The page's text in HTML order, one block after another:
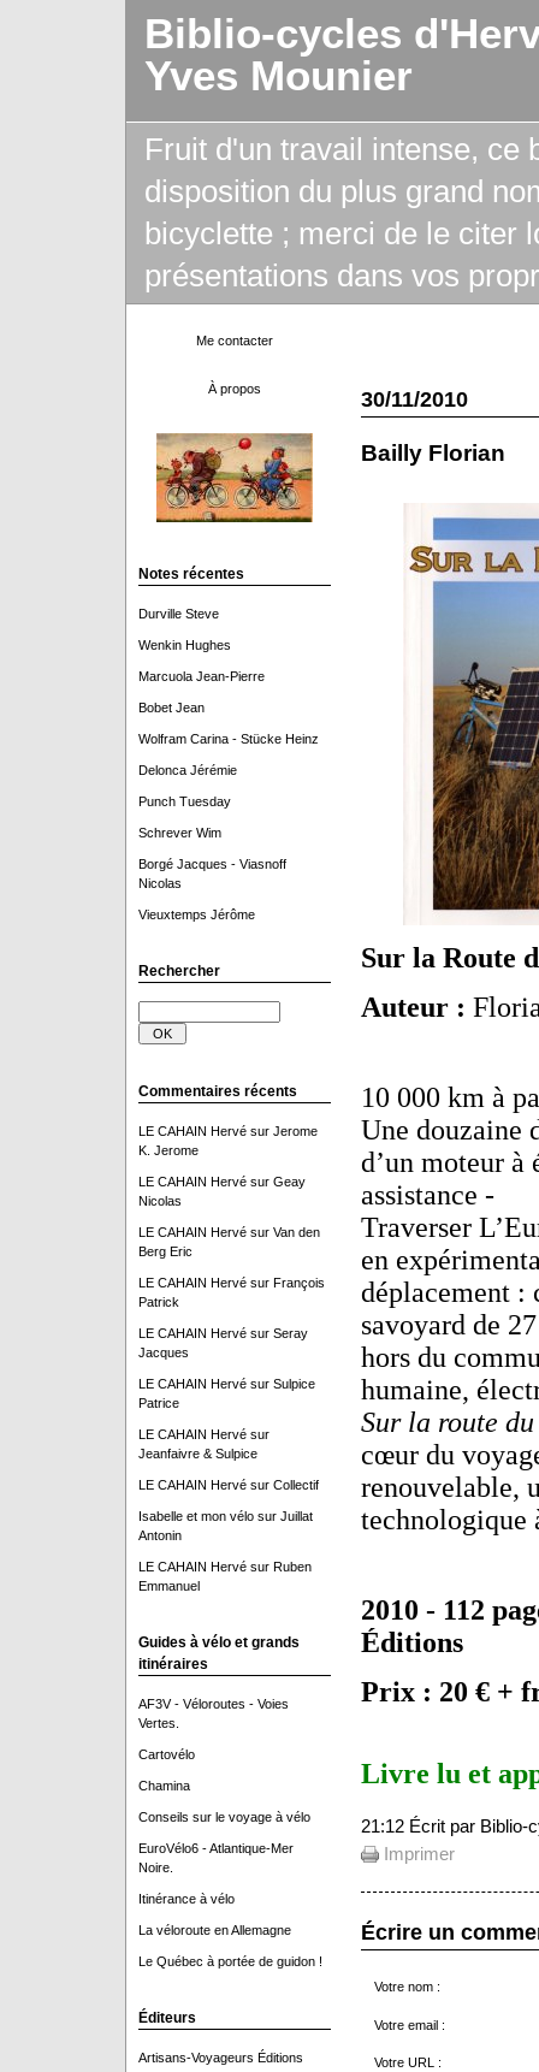
Biblio-cycles
Yves Mounier
Fruit d'un travail intense, ce
disposition du plus grand
bicyclette ; merci de le citer
présentations dans vos
Me contacter
À propos
Notes récentes
Durville Steve
Wenkin Hughes
Marcuola Jean-Pierre
Bobet Jean
Wolfram Carina - Stücke Heinz
Delonca Jérémie
Punch Tuesday
Schrever Wim
Borgé Jacques - Viasnoff
Nicolas
Vieuxtemps Jérôme
Rechercher
Commentaires récents
LE CAHAIN Hervésur Jerome
K. Jerome
LE CAHAIN Hervésur Geay
Nicolas
LE CAHAIN Hervésur Van den
Berg Eric
LE CAHAIN Hervésur François
Patrick
LE CAHAIN Hervésur Seray
Jacques
LE CAHAIN Hervésur Sulpice
Patrice
LE CAHAIN Hervésur
Jeanfaivre & Sulpice
LE CAHAIN Hervésur Collectif
Isabelle et mon vélosur Juillat
Antonin
LE CAHAIN Hervésur Ruben
Emmanuel
Guides à vélo et grands
itinéraires
AF3V - Véloroutes - Voies
Vertes.
Cartovélo
Chamina
Conseils sur le voyage à vélo
EuroVélo6 - Atlantique-Mer
Noire.
Itinérance à vélo
La véloroute en Allemagne
Le Québec à portée de guidon !
Éditeurs
Artisans-Voyageurs Éditions
30/11/2010
Bailly Florian
Sur la Route
Auteur :
10 000 km à
Une douzaine
d’un moteur à
assistance -
Traverser
en
déplacement :
savoyard de
hors du
humaine,
Sur la route
cœur du
renouvelable,
technologique
2010 - 112
Éditions
Prix : 20 € +
Livre lu et
21:12 Écrit par Biblio-
Imprimer
Écrire un
Votre nom :
Votre email :
Votre URL :